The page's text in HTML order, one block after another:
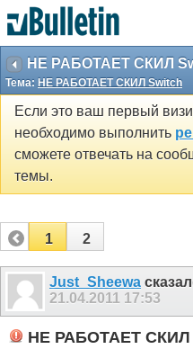
НЕ РАБОТАЕТ СКИЛ
Тема: НЕ РАБОТАЕТ СКИЛ Switch
Если это ваш первый
необходимо выполнить
сможете отвечать на
темы.
1 2
Just_Sheewa
21.04.2011 17:53
НЕ РАБОТАЕТ СКИЛ